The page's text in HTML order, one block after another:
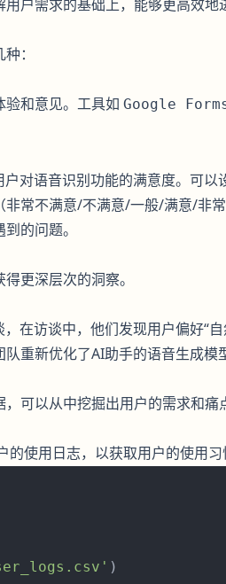
户需求的基础上，能够更高效地
：
和意见。工具如 Google
对语音识别功能的满意度。可以
常不满意/不满意/一般/满意/非常
的问题。
更深层次的洞察。
在访谈中，他们发现用户偏好“
重新优化了AI助手的语音生成模
可以从中挖掘出用户的需求和痛
的使用日志，以获取用户的使用习
)